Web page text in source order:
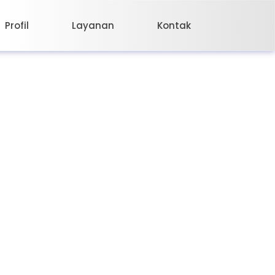
Profil Layanan Kontak